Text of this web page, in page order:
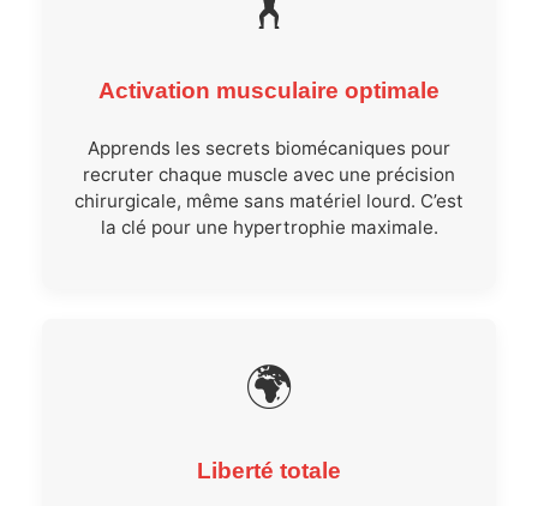
Activation musculaire optimale
Apprends les secrets biomécaniques pour
recruter chaque muscle avec une précision
chirurgicale, même sans matériel lourd. C’est
la clé pour une hypertrophie maximale.
🌍
Liberté totale